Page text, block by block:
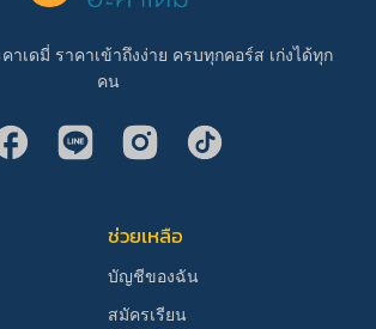
คาเดมี่ ราคาเข้าถึงง่าย ครบทุกคอร์ส เก่งได้ทุก
คน
ช่วยเหลือ
บัญชีของฉัน
สมัครเรียน